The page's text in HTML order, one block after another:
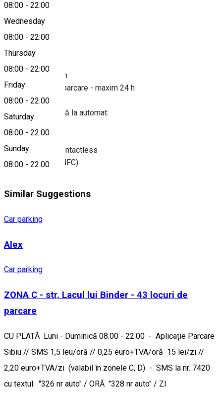
08:00 - 22:00
Wednesday
08:00 - 22:00
Thursday
08:00 - 22:00
Friday
08:00 - 22:00
Saturday
08:00 - 22:00
Sunday
08:00 - 22:00
About
CU PLATĂ
Taxabil 24 h / 24 h
ATENTIE! durată parcare - maxim 24 h
-
Modalităţi de plată la automat:
- Bancnote
- Card bancar / contactless
- Telefon mobil (NFC)
Similar Suggestions
Car parking
Alex
Car parking
ZONA C - str. Lacul lui Binder - 43 locuri de
parcare
CU PLATĂ Luni - Duminică 08.00 - 22:00 - Aplicație Parcare
Sibiu // SMS 1,5 leu/oră // 0,25 euro+TVA/oră 15 lei/zi //
2,20 euro+TVA/zi (valabil în zonele C, D) - SMS la nr. 7420
cu textul: "326 nr auto" / ORĂ "328 nr auto" / ZI